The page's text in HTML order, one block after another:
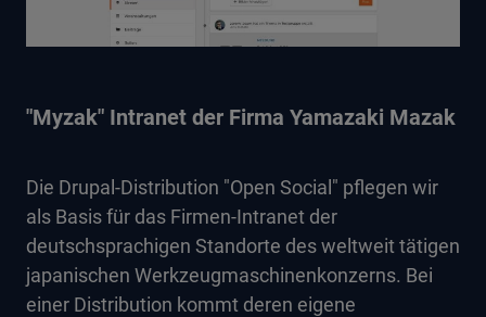
"Myzak" Intranet der Firma Yamazaki Mazak
Die Drupal-Distribution "Open Social" pflegen wir
als Basis für das Firmen-Intranet der
deutschsprachigen Standorte des weltweit tätigen
japanischen Werkzeugmaschinenkonzerns. Bei
einer Distribution kommt deren eigene